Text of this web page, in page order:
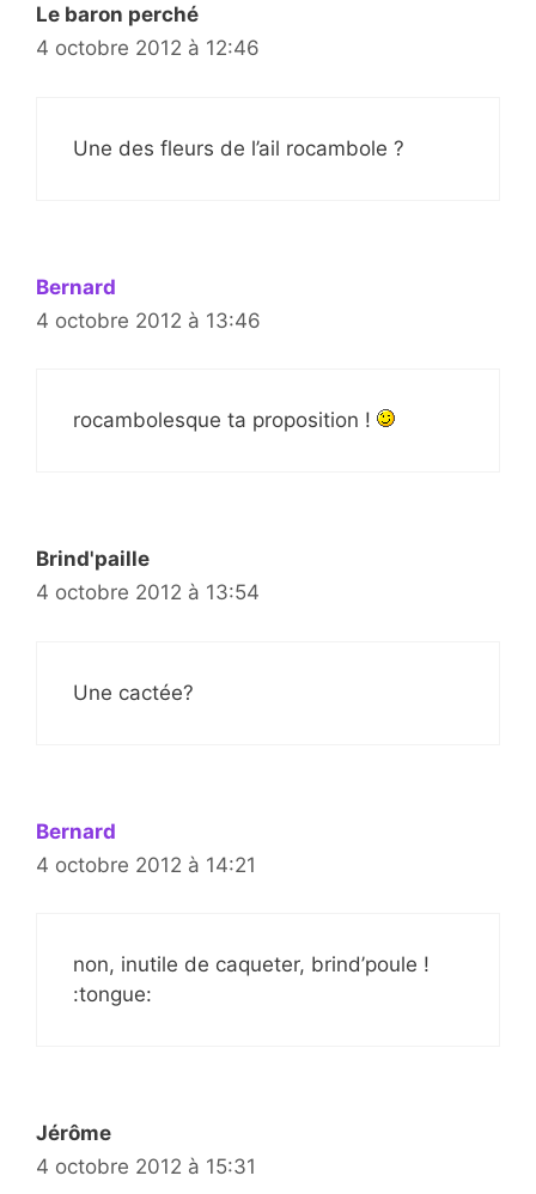
Le baron perché
4 octobre 2012 à 12:46
Une des fleurs de l’ail rocambole ?
Bernard
4 octobre 2012 à 13:46
rocambolesque ta proposition !
Brind'paille
4 octobre 2012 à 13:54
Une cactée?
Bernard
4 octobre 2012 à 14:21
non, inutile de caqueter, brind’poule !
:tongue:
Jérôme
4 octobre 2012 à 15:31